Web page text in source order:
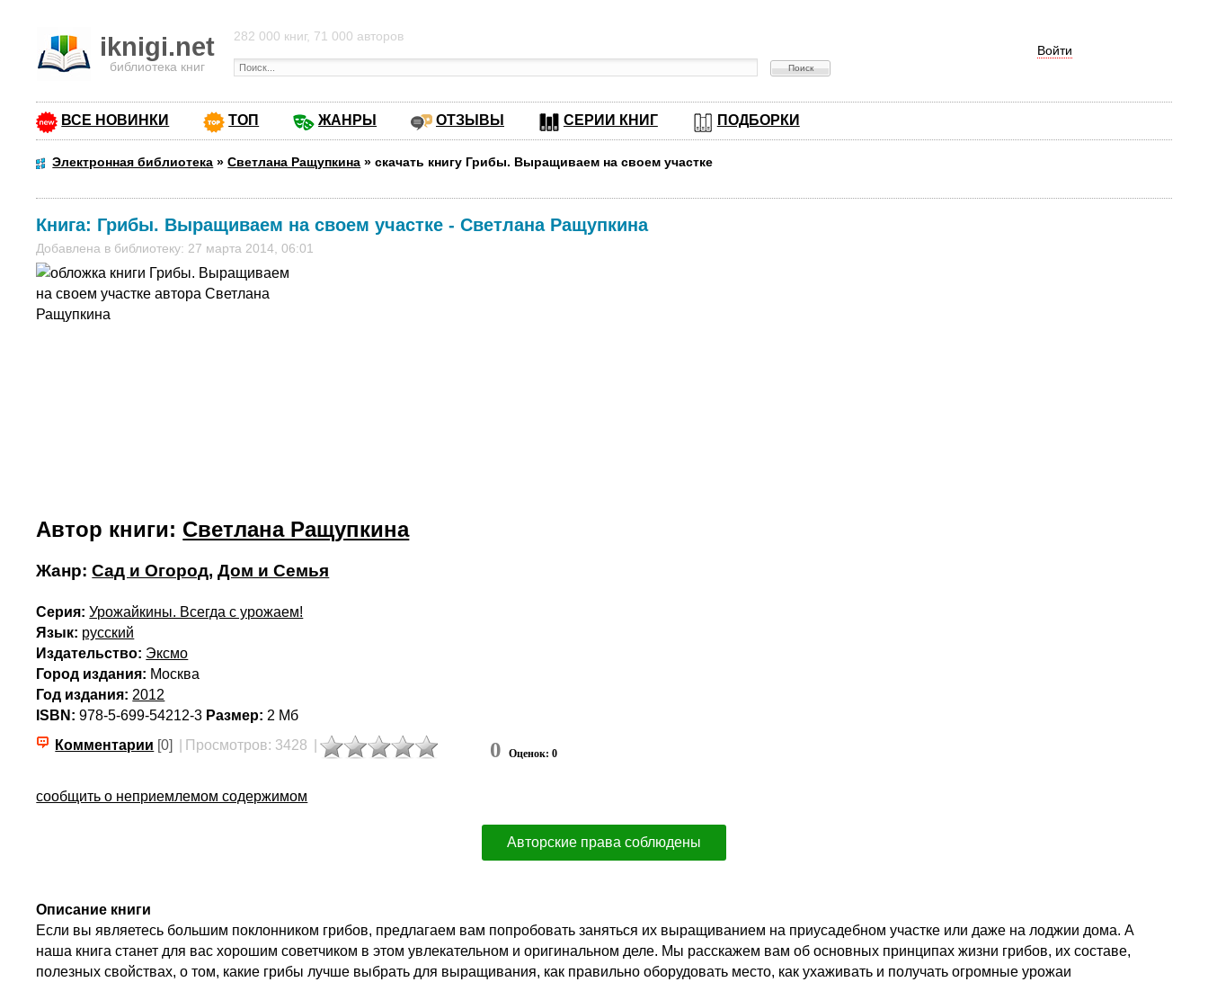
iknigi.net
библиотека книг
Войти
282 000 книг, 71 000 авторов
ВСЕ НОВИНКИ ТОП ЖАНРЫ ОТЗЫВЫ СЕРИИ КНИГ ПОДБОРКИ
Электронная библиотека »Светлана Ращупкина »скачать книгу Грибы. Выращиваем на своем участке
Книга: Грибы. Выращиваем на своем участке -Светлана Ращупкина
Добавлена в библиотеку: 27 марта 2014, 06:01
Автор книги: Светлана Ращупкина
Жанр:Сад и Огород,Дом и Семья
Серия: Урожайкины. Всегда с урожаем!
Язык: русский
Издательство: Эксмо
Город издания: Москва
Год издания: 2012
ISBN: 978-5-699-54212-3 Размер: 2 Мб
Комментарии [0] Просмотров: 3428 0 Оценок: 0
сообщить о неприемлемом содержимом
Авторские права соблюдены
Описание книги
Если вы являетесь большим поклонником грибов, предлагаем вам попробовать заняться их выращиванием на приусадебном участке или даже на лоджии дома. А
наша книга станет для вас хорошим советчиком в этом увлекательном и оригинальном деле. Мы расскажем вам об основных принципах жизни грибов, их составе,
полезных свойствах, о том, какие грибы лучше выбрать для выращивания, как правильно оборудовать место, как ухаживать и получать огромные урожаи